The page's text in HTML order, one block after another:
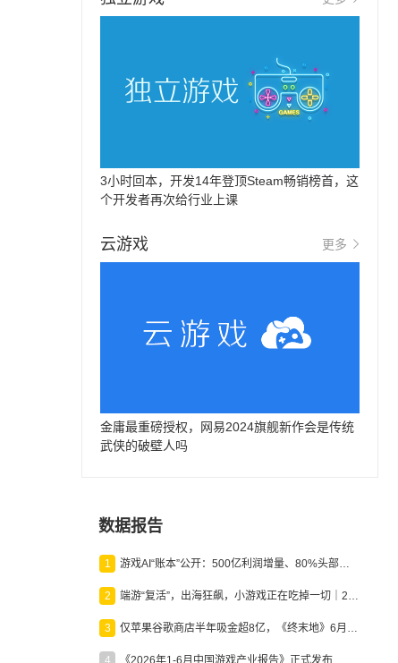
3小时回本，开发14年登顶Steam畅销榜首，这
个开发者再次给行业上课
云游戏 更多
金庸最重磅授权，网易2024旗舰新作会是传统
武侠的破壁人吗
数据报告
1 游戏AI“账本”公开：500亿利润增量、80%头部入局，谁在闷声发财？
2 端游“复活”，出海狂飙，小游戏正在吃掉一切｜2026上半年产业报告
3 仅苹果谷歌商店半年吸金超8亿，《终末地》6月份收入显著回暖
4 《2026年1-6月中国游戏产业报告》正式发布